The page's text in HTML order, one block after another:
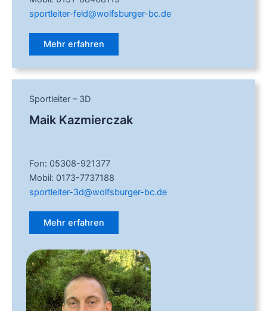
sportleiter-feld@wolfsburger-bc.de
Mehr erfahren
Sportleiter – 3D
Maik Kazmierczak
Fon: 05308-921377
Mobil: 0173-7737188
sportleiter-3d@wolfsburger-bc.de
Mehr erfahren